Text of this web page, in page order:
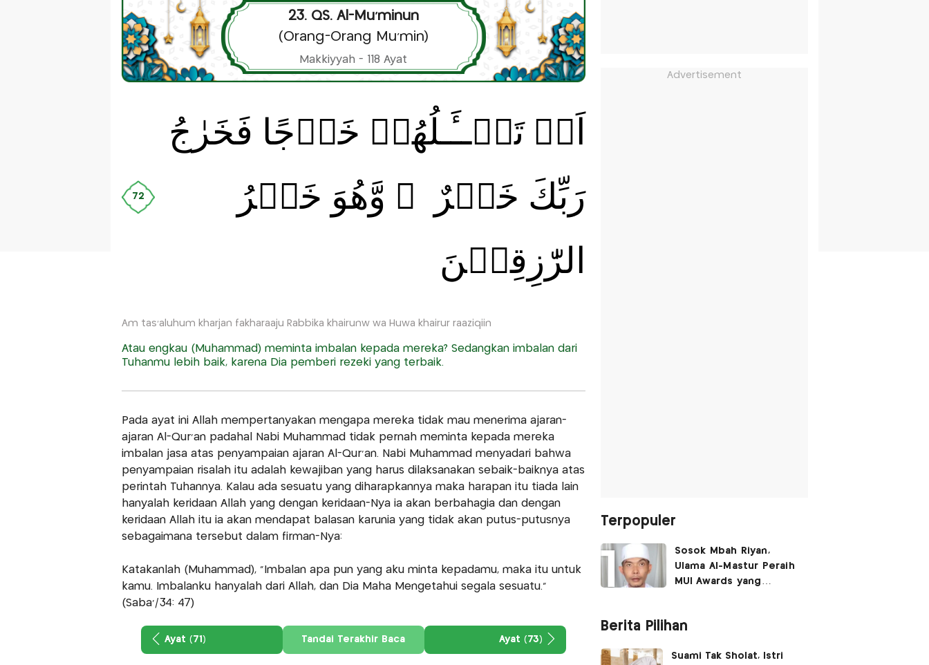
23. QS. Al-Mu’minun
(Orang-Orang Mu'min)
Makkiyyah - 118 Ayat
72
اَمۡ تَسۡــَٔـلُهُمۡ خَرۡجًا فَخَرٰجُ
رَبِّكَ خَيۡرٌ‌ ‌ۖ وَّهُوَ خَيۡرُ
الرّٰزِقِيۡنَ
Am tas'aluhum kharjan fakharaaju Rabbika khairunw wa Huwa khairur raaziqiin
Atau engkau (Muhammad) meminta imbalan kepada mereka? Sedangkan imbalan dari
Tuhanmu lebih baik, karena Dia pemberi rezeki yang terbaik.
Pada ayat ini Allah mempertanyakan mengapa mereka tidak mau menerima ajaran-
ajaran Al-Qur'an padahal Nabi Muhammad tidak pernah meminta kepada mereka
imbalan jasa atas penyampaian ajaran Al-Qur'an. Nabi Muhammad menyadari bahwa
penyampaian risalah itu adalah kewajiban yang harus dilaksanakan sebaik-baiknya atas
perintah Tuhannya. Kalau ada sesuatu yang diharapkannya maka harapan itu tiada lain
hanyalah keridaan Allah yang dengan keridaan-Nya ia akan berbahagia dan dengan
keridaan Allah itu ia akan mendapat balasan karunia yang tidak akan putus-putusnya
sebagaimana tersebut dalam firman-Nya:
Katakanlah (Muhammad), "Imbalan apa pun yang aku minta kepadamu, maka itu untuk
kamu. Imbalanku hanyalah dari Allah, dan Dia Maha Mengetahui segala sesuatu."
(Saba'/34: 47)
Ayat (71) Tandai Terakhir Baca Ayat (73)
Advertisement
Terpopuler
Sosok Mbah Riyan,
Ulama Al-Mastur Peraih
MUI Awards yang
Berita Pilihan
Suami Tak Sholat, Istri